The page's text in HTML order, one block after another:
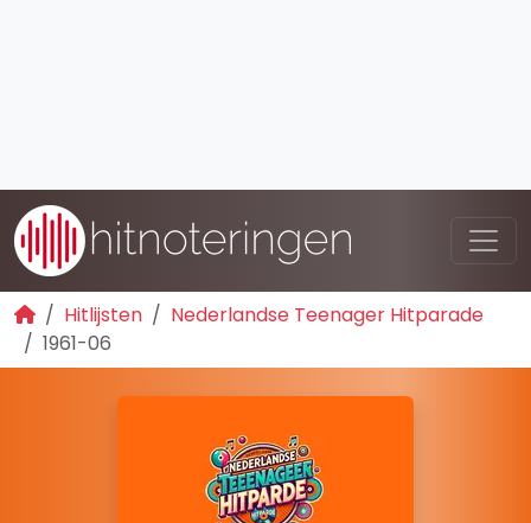
Hitlijsten
Nederlandse Teenager Hitparade
1961-06